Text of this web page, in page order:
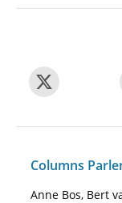
Columns
Anne Bos, Bert